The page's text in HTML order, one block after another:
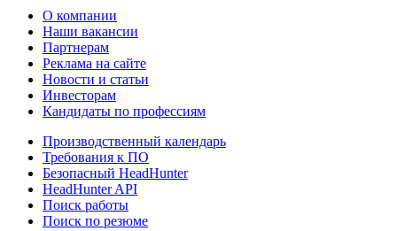
О компании
Наши вакансии
Партнерам
Реклама на сайте
Новости и статьи
Инвесторам
Кандидаты по профессиям
Производственный календарь
Требования к ПО
Безопасный HeadHunter
HeadHunter API
Поиск работы
Поиск по резюме